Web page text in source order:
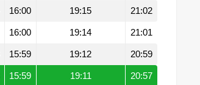
16:00 19:15 21:02
16:00 19:14 21:01
15:59 19:12 20:59
15:59 19:11 20:57